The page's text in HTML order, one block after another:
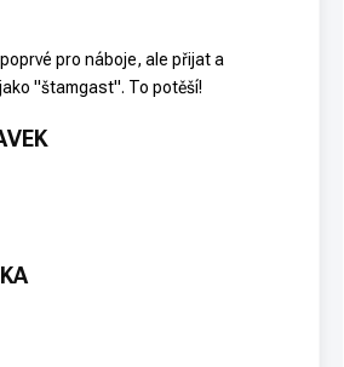
pro náboje, ale přijat a
"štamgast". To potěší!